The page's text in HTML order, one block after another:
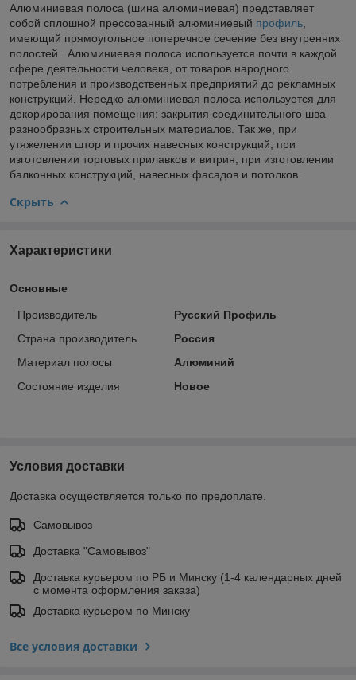
Алюминиевая полоса (шина алюминиевая) представляет
собой сплошной прессованный алюминиевый профиль
имеющий прямоугольное поперечное сечение без внутренних
полостей . Алюминиевая полоса используется почти в каждой
сфере деятельности человека, от товаров народного
потребления и производственных предприятий до рекламных
конструкций. Нередко алюминиевая полоса используется для
декорирования помещения: закрытия соединительного шва
разнообразных строительных материалов. Так же, при
утяжелении штор и прочих навесных конструкций, при
изготовлении торговых прилавков и витрин, при изготовлении
балконных конструкций, навесных фасадов и потолков.
Скрыть
Характеристики
Основные
Производитель
Русский Профиль
Страна производитель
Россия
Материал полосы
Алюминий
Состояние изделия
Новое
Условия доставки
Доставка осуществляется только по предоплате.
Самовывоз
Доставка "Самовывоз"
Доставка курьером по РБ и Минску (1-4 календарных дней
с момента оформления заказа)
Доставка курьером по Минску
Все условия доставки